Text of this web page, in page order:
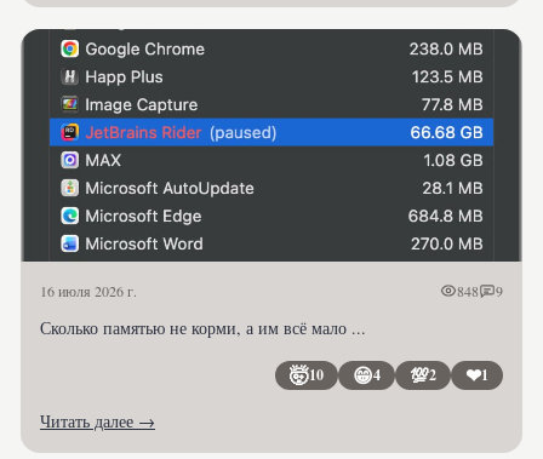
16 июля 2026 г. 848 9
Сколько памятью не корми, а им всё мало ...
🤯10 😁4 💯2 ❤1
Читать далее →